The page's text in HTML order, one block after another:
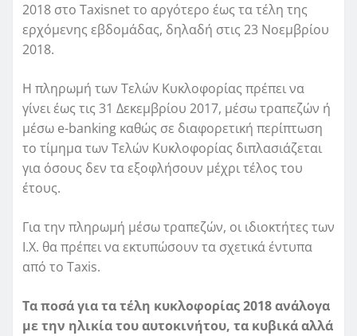
2018 στο Taxisnet το αργότερο έως τα τέλη της
ερχόμενης εβδομάδας, δηλαδή στις 23 Νοεμβρίου
2018.
Η πληρωμή των Τελών Κυκλοφορίας πρέπει να
γίνει έως τις 31 Δεκεμβρίου 2017, μέσω τραπεζών ή
μέσω e-banking καθώς σε διαφορετική περίπτωση
το τίμημα των Τελών Κυκλοφορίας διπλασιάζεται
για όσους δεν τα εξοφλήσουν μέχρι τέλος του
έτους.
Για την πληρωμή μέσω τραπεζών, οι ιδιοκτήτες των
Ι.Χ. θα πρέπει να εκτυπώσουν τα σχετικά έντυπα
από το Taxis.
Τα ποσά για τα τέλη κυκλοφορίας 2018 ανάλογα
με την ηλικία του αυτοκινήτου, τα κυβικά αλλά